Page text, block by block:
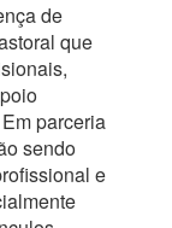
de
que
parceria
sendo
e